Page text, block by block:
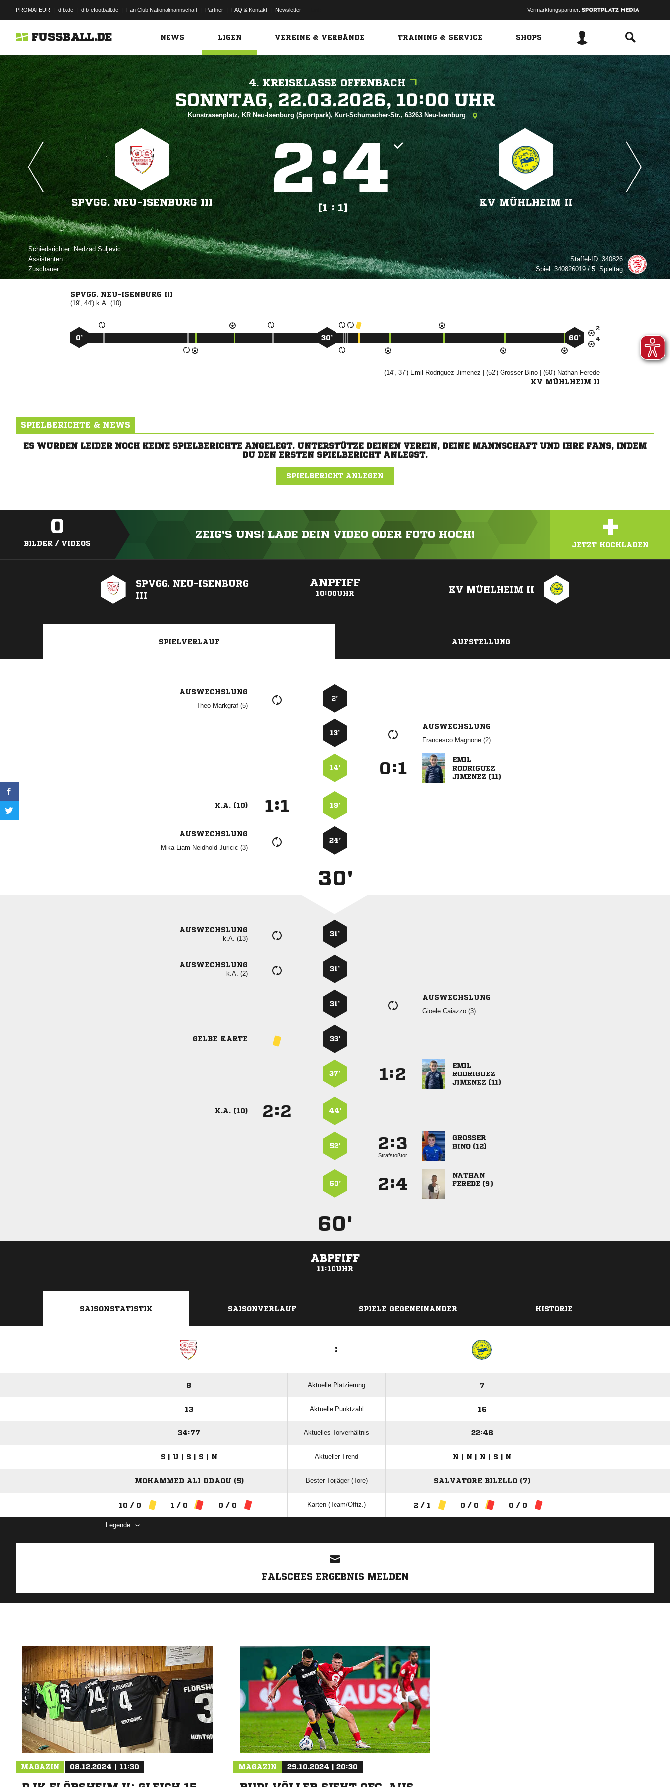
PROMATEUR | dfb.de | dfb-efootball.de | Fan Club Nationalmannschaft | Partner | FAQ & Kontakt | Newsletter Vermarktungspartner:
FUSSBALL.DE NEWS LIGEN VEREINE & VERBÄNDE TRAINING & SERVICE SHOPS
4. KREISKLASSE OFFENBACH
   
Kunstrasenplatz, KR Neu-Isenburg (Sportpark), Kurt-Schumacher-Str., 63263 Neu-Isenburg
SPVGG. NEU-ISENBURG III
:
[1 : 1]
KV MÜHLHEIM II
Schiedsrichter: 
Assistenten:
Zuschauer:
Staffel-ID:340826
Spiel:340826019 / 5. Spieltag
SPVGG. NEU-ISENBURG III
(19', 44') k.A. (10)


0’ 30’ 60’
(14', 37')    | (52')  | (60')  
KV MÜHLHEIM II
SPIELBERICHTE & NEWS
ES WURDEN LEIDER NOCH KEINE SPIELBERICHTE ANGELEGT. UNTERSTÜTZE DEINEN VEREIN, DEINE MANNSCHAFT UND IHRE FANS, INDEM
DU DEN ERSTEN SPIELBERICHT ANLEGST.
SPIELBERICHT ANLEGEN
0
BILDER / VIDEOS
ZEIG'S UNS! LADE DEIN VIDEO ODER FOTO HOCH! +
JETZT HOCHLADEN
SPVGG. NEU-ISENBURG
III
ANPFIFF
10:00UHR KV MÜHLHEIM II
SPIELVERLAUF AUFSTELLUNG
AUSWECHSLUNG
  
2’
13’
AUSWECHSLUNG
  
14’ :


 
K.A. (10) : 19’
AUSWECHSLUNG
    
24’
30'
AUSWECHSLUNG
k.A. (13)
31’
AUSWECHSLUNG
k.A. (2)
31’
31’
AUSWECHSLUNG
  
GELBE KARTE 33’
37’ :


 
K.A. (10) : 44’
52’ :
Strafstoßtor

 
60’ :

 
60'
ABPFIFF
11:10UHR
SAISONSTATISTIK SAISONVERLAUF SPIELE GEGENEINANDER HISTORIE
:
8 Aktuelle Platzierung 7
13 Aktuelle Punktzahl 16
34:77 Aktuelles Torverhältnis 22:46
S | U | S | S | N Aktueller Trend N | N | N | S | N
MOHAMMED ALI DDAOU (5) Bester Torjäger (Tore) SALVATORE BILELLO (7)
10 / 0 1 / 0 0 / 0 Karten (Team/Offiz.) 2 / 1 0 / 0 0 / 0
Legende
FALSCHES ERGEBNIS MELDEN
MAGAZIN 08.12.2024 | 11:30 MAGAZIN 29.10.2024 | 20:30